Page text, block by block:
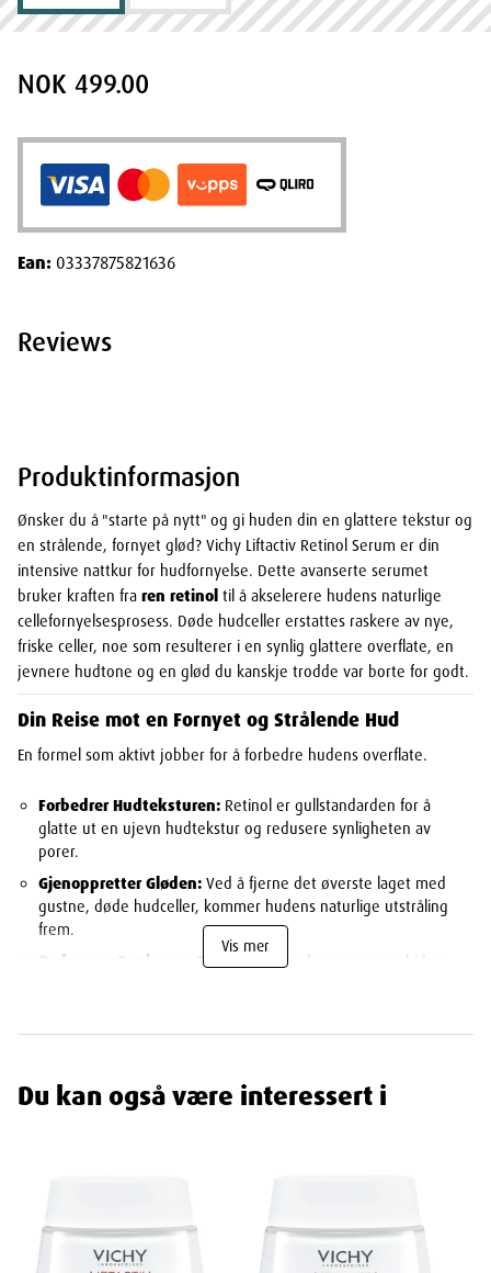
Produktinformasjon
Ønsker du å "starte på nytt" og gi huden din en glattere tekstur og
en strålende, fornyet glød? Vichy Liftactiv Retinol Serum er din
intensive nattkur for hudfornyelse. Dette avanserte serumet
bruker kraften fra ren retinol til å akselerere hudens naturlige
cellefornyelsesprosess. Døde hudceller erstattes raskere av nye,
friske celler, noe som resulterer i en synlig glattere overflate, en
jevnere hudtone og en glød du kanskje trodde var borte for godt.
Din Reise mot en Fornyet og Strålende Hud
En formel som aktivt jobber for å forbedre hudens overflate.
Forbedrer Hudteksturen: Retinol er gullstandarden for å
glatte ut en ujevn hudtekstur og redusere synligheten av
porer.
Gjenoppretter Gløden: Ved å fjerne det øverste laget med
gustne, døde hudceller, kommer hudens naturlige utstråling
frem.
Reduserer Rynker og Flekker:
Fornyelsesprosessen bidrar
Styrker og Balanserer:Beriket medprobiotiske fraksjoner
VIKTIG: Din Tilvenningsguide for Trygg Bruk
UKE 2: Bruk serumet annenhver kveld
Vis mer
NOK 499.00
Ean: 03337875821636
Reviews
Du kan også være interessert i